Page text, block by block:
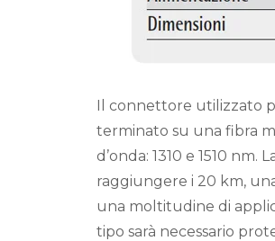
Il connettore utilizzato
terminato su una fibra
d’onda: 1310 e 1510
raggiungere i 20 km,
una moltitudine di
tipo sarà necessario